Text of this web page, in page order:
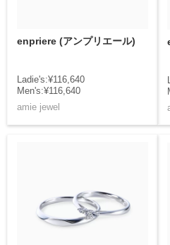
enpriere (アンプリエール)
Ladie's:¥116,640
Men's:¥116,640
amie jewel